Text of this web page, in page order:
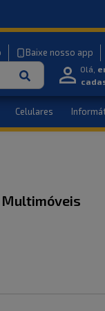
Baixe nosso app
Olá,
Celulares
Multimóveis